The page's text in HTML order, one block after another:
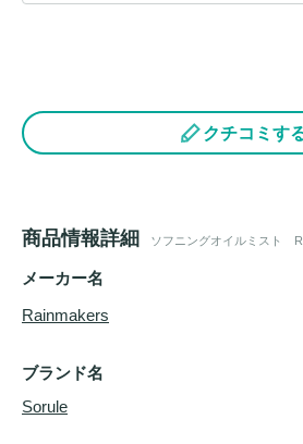
クチコミす
商品情報詳細 ソフニングオイルミスト R
メーカー名
Rainmakers
ブランド名
Sorule